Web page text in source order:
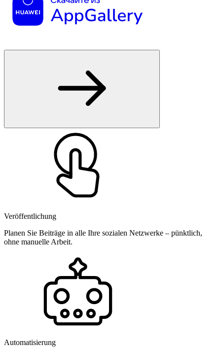
Veröffentlichung
Planen Sie Beiträge in alle Ihre sozialen Netzwerke – pünktlich,
ohne manuelle Arbeit.
Automatisierung